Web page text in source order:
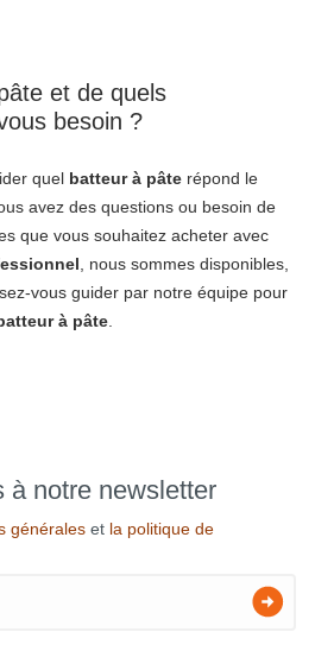
et de quels
besoin ?
quel batteur à pâte répond le
avez des questions ou besoin de
que vous souhaitez acheter avec
, nous sommes disponibles,
vous guider par notre équipe pour
à pâte.
à notre newsletter
générales et la politique de